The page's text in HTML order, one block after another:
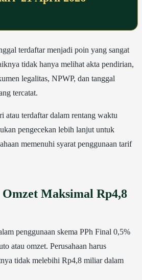
terdaftar menjadi poin yang sangat
tidak hanya melihat akta pendirian,
legalitas, NPWP, dan tanggal
tercatat.
atau terdaftar dalam rentang waktu
pengecekan lebih lanjut untuk
memenuhi syarat penggunaan tarif
Maksimal Rp4,8
penggunaan skema PPh Final 0,5%
atau omzet. Perusahaan harus
tidak melebihi Rp4,8 miliar dalam